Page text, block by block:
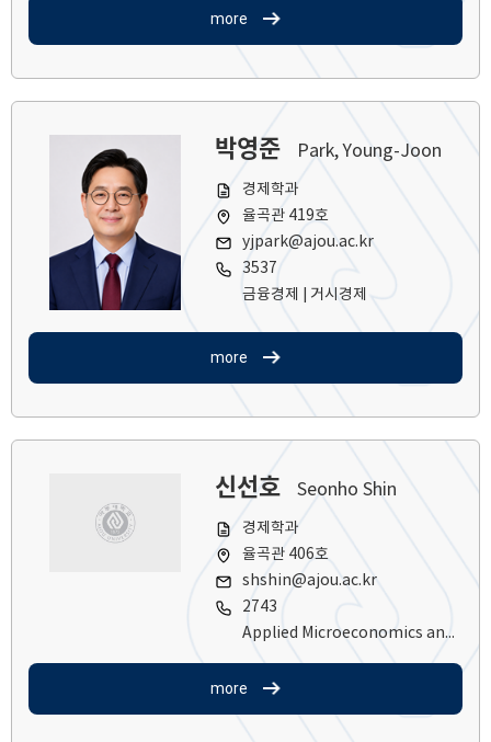
more
박영준 Park, Young-Joon
경제학과
율곡관 419호
yjpark@ajou.ac.kr
3537
금융경제 | 거시경제
more
신선호 Seonho Shin
경제학과
율곡관 406호
shshin@ajou.ac.kr
2743
Applied Microeconomics and Microeconometrics
more